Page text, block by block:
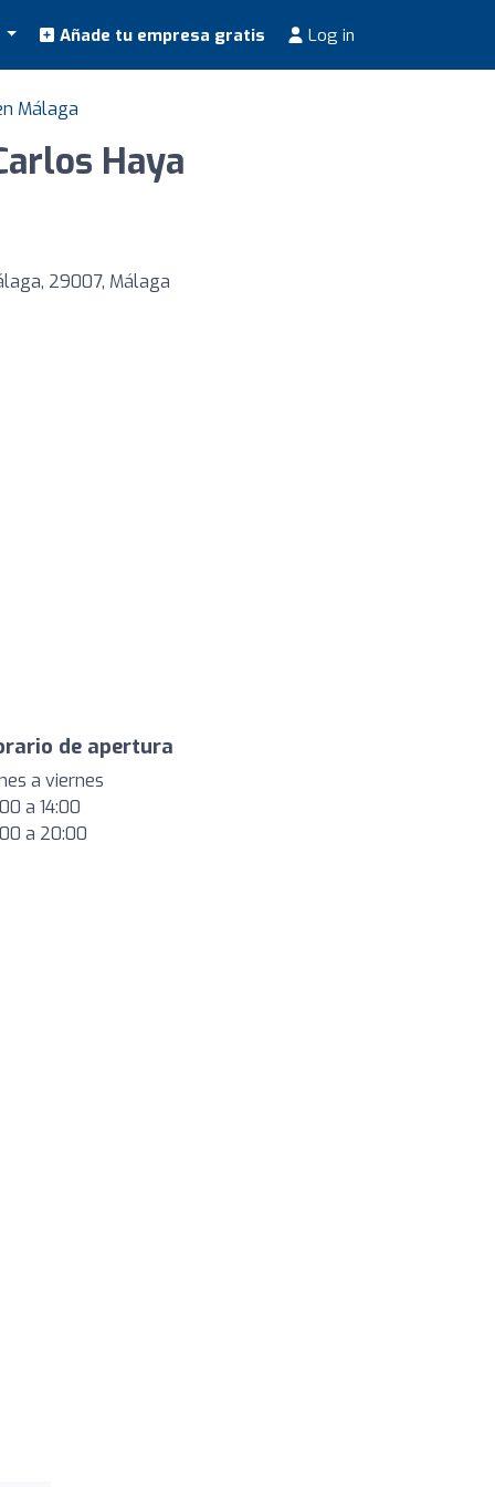
Añade tu empresa gratis Log in
Málaga
Haya
29007, Málaga
de apertura
a viernes
a 14:00
a 20:00